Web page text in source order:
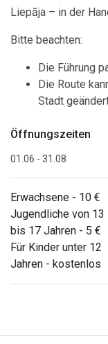
Erwachsene - 10 €
Jugendliche von 13
bis 17 Jahren - 5 €
Für Kinder unter 12
Jahren - kostenlos
Öffnungszeiten
01.06 - 31.08
Liepāja – in der
Bitte beachten:
Die Führung
Die Route
Stadt